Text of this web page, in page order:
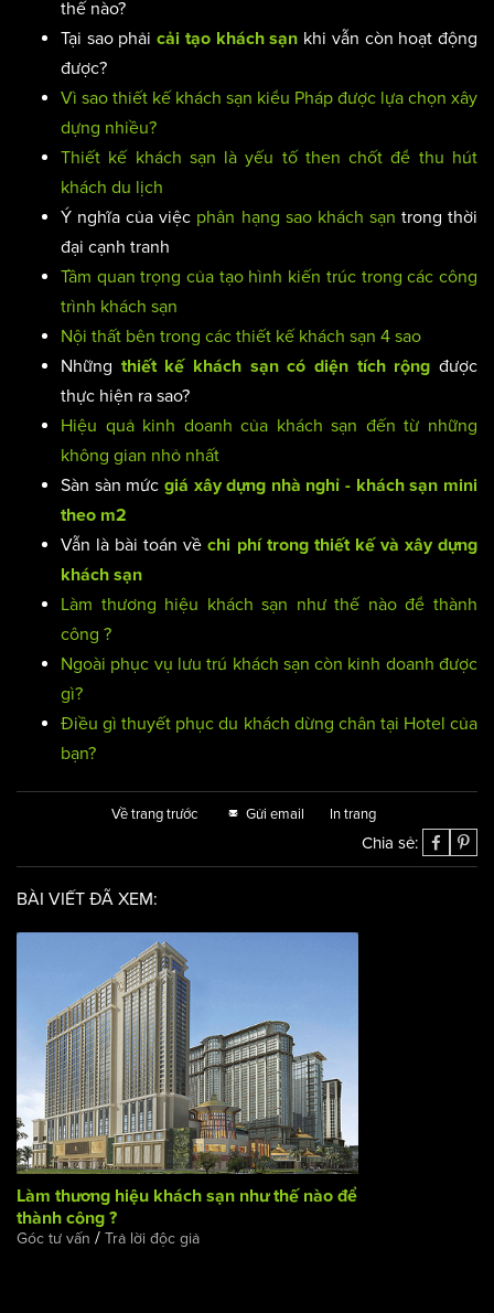
thế nào?
Tại sao phảicải tạo khách sạn khi vẫn còn hoạt động
được?
Vì sao thiết kế khách sạn kiểu Pháp được lựa chọn xây
dựng nhiều?
Thiết kế khách sạn là yếu tố then chốt để thu hút
khách du lịch
Ý nghĩa của việc phân hạng sao khách sạn trong thời
đại cạnh tranh
Tầm quan trọng của tạo hình kiến trúc trong các công
trình khách sạn
Nội thất bên trong các thiết kế khách sạn 4 sao
Những thiết kế khách sạn có diện tích rộng được
thực hiện ra sao?
Hiệu quả kinh doanh của khách sạn đến từ những
không gian nhỏ nhất
Sàn sàn mức giá xây dựng nhà nghỉ - khách sạn mini
theo m2
Vẫn là bài toán vềchi phí trong thiết kế và xây dựng
khách sạn
Làm thương hiệu khách sạn như thế nào để thành
công ?
Ngoài phục vụ lưu trú khách sạn còn kinh doanh được
gì?
Điều gì thuyết phục du khách dừng chân tại Hotel của
bạn?
Về trang trước Gửi email In trang
Chia sẻ:
BÀI VIẾT ĐÃ XEM: